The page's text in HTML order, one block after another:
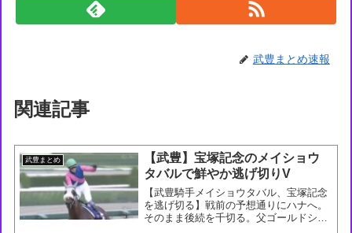
武豊まとめ速報
関連記事
武豊まとめ
【武豊】宝塚記念のメイショウ
タバルで鮮やか逃げ切りV
【武豊騎手メイショウタバル、宝塚記念
を逃げ切る】戦前の予想通りにハナへ。
そのまま後続を千切る。父ゴールドシッ